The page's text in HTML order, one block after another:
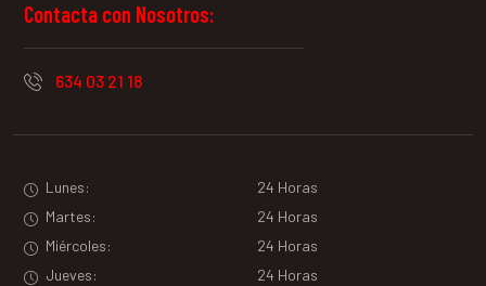
Contacta con Nosotros:
634 03 21 18
Lunes:
24 Horas
Martes:
24 Horas
Miércoles:
24 Horas
Jueves:
24 Horas